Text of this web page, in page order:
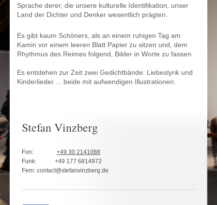
Sprache derer, die unsere kulturelle Identifikation, unser
Land der Dichter und Denker wesentlich prägten.
Es gibt kaum Schöners, als an einem ruhigen Tag am
Kamin vor einem leeren Blatt Papier zu sitzen und, dem
Rhythmus des Reimes folgend, Bilder in Worte zu fassen.
Es entstehen zur Zeit zwei Gedichtbände: Liebeslyrik und
Kinderlieder ... beide mit aufwendigen Illustrationen.
Stefan Vinzberg
Fon: +49 30 2141088
Funk:
+49 177 6814972
Fern: contact@stefanvinzberg.de